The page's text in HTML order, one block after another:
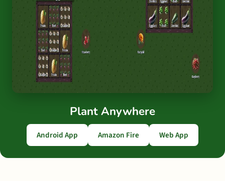
Plant Anywhere
Android App Amazon Fire Web App